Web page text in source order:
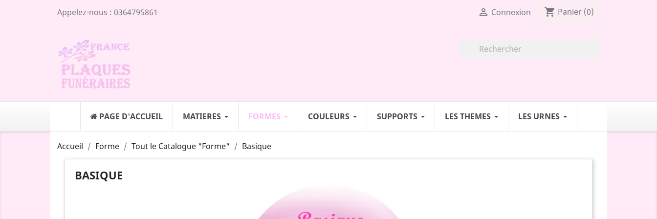
Appelez-nous : 0364795861  Connexion shopping_cart Panier (0)
PAGE D'ACCUEIL MATIERES FORMES COULEURS SUPPORTS LES THEMES LES URNES
Accueil Forme Tout le Catalogue "Forme" Basique
BASIQUE